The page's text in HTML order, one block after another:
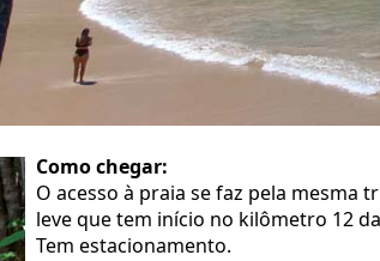
Como chegar:
O acesso à praia se faz pela mesma
leve que tem início no kilômetro 12
Tem estacionamento.